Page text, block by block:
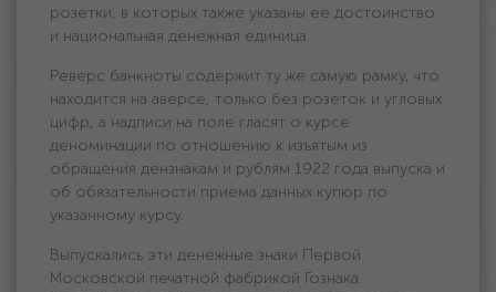
розетки, в которых также указаны ее достоинство
и национальная денежная единица.
Реверс банкноты содержит ту же самую рамку, что
находится на аверсе, только без розеток и угловых
цифр, а надписи на поле гласят о курсе
деноминации по отношению к изъятым из
обращения дензнакам и рублям 1922 года выпуска и
об обязательности приема данных купюр по
указанному курсу.
Выпускались эти денежные знаки Первой
Московской печатной фабрикой Гознака.